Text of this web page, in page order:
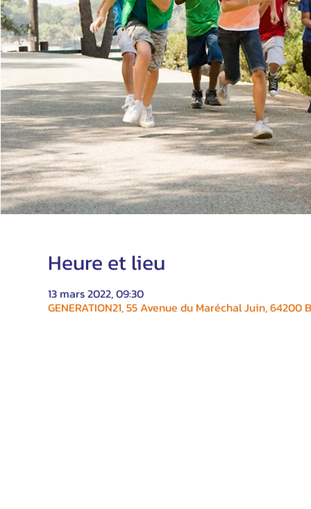
Heure et lieu
13 mars 2022, 09:30
GENERATION21, 55 Avenue du Maréchal Juin, 64200